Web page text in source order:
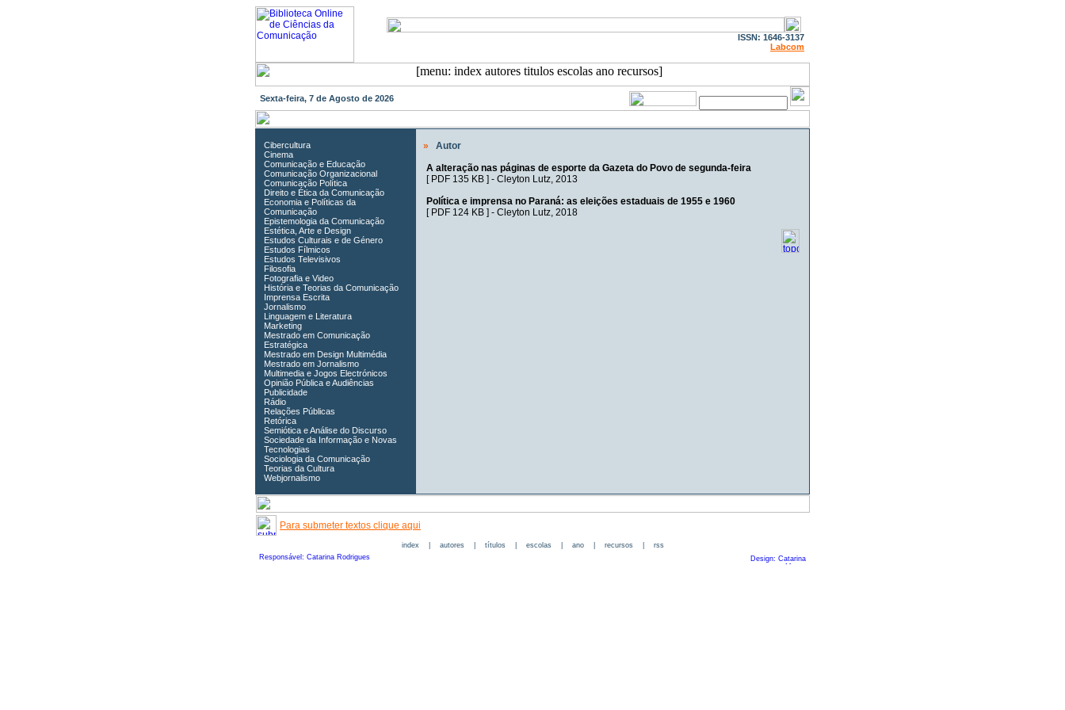
ISSN: 1646-3137
Labcom
Sexta-feira, 7 de Agosto de 2026
Cibercultura
Cinema
Comunicação e Educação
Comunicação Organizacional
Comunicação Política
Direito e Ética da Comunicação
Economia e Políticas da
Comunicação
Epistemologia da Comunicação
Estética, Arte e Design
Estudos Culturais e de Género
Estudos Fílmicos
Estudos Televisivos
Filosofia
Fotografia e Video
História e Teorias da Comunicação
Imprensa Escrita
Jornalismo
Linguagem e Literatura
Marketing
Mestrado em Comunicação
Estratégica
Mestrado em Design Multimédia
Mestrado em Jornalismo
Multimedia e Jogos Electrónicos
Opinião Pública e Audiências
Publicidade
Rádio
Relações Públicas
Retórica
Semiótica e Análise do Discurso
Sociedade da Informação e Novas
Tecnologias
Sociologia da Comunicação
Teorias da Cultura
Webjornalismo
»
Autor
A alteração nas páginas de esporte da Gazeta do Povo de segunda-feira
[ PDF 135 KB] - Cleyton Lutz, 2013
Política e imprensa no Paraná: as eleições estaduais de 1955 e 1960
[ PDF 124 KB] - Cleyton Lutz, 2018
Para submeter textos clique aqui
index| autores| títulos| escolas| ano| recursos| rss